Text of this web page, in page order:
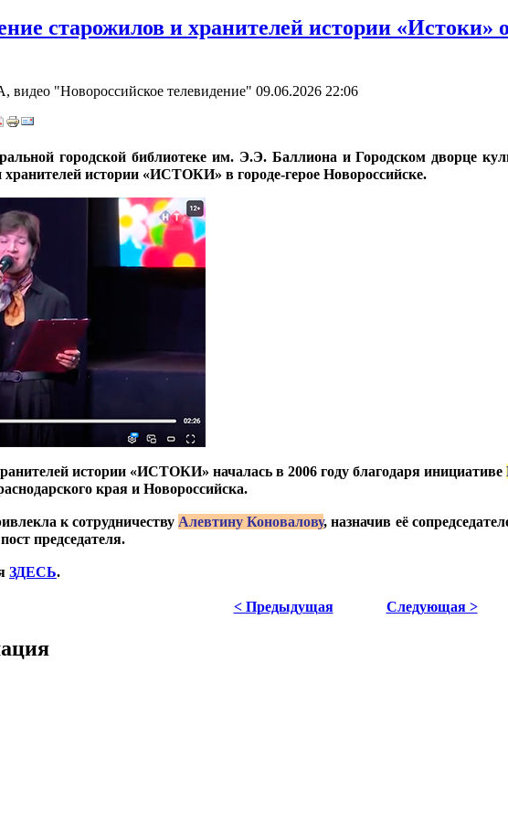
старожилов и хранителей истории «Истоки»
"Новороссийское телевидение" 09.06.2026 22:06
городской библиотеке им. Э.Э. Баллиона и Городском дворце
хранителей истории «ИСТОКИ» в городе-герое Новороссийске.
истории «ИСТОКИ» началась в 2006 году благодаря инициативе
края и Новороссийска.
к сотрудничеству Алевтину Коновалову, назначив её
председателя.
ЗДЕСЬ.
< Предыдущая Следующая >